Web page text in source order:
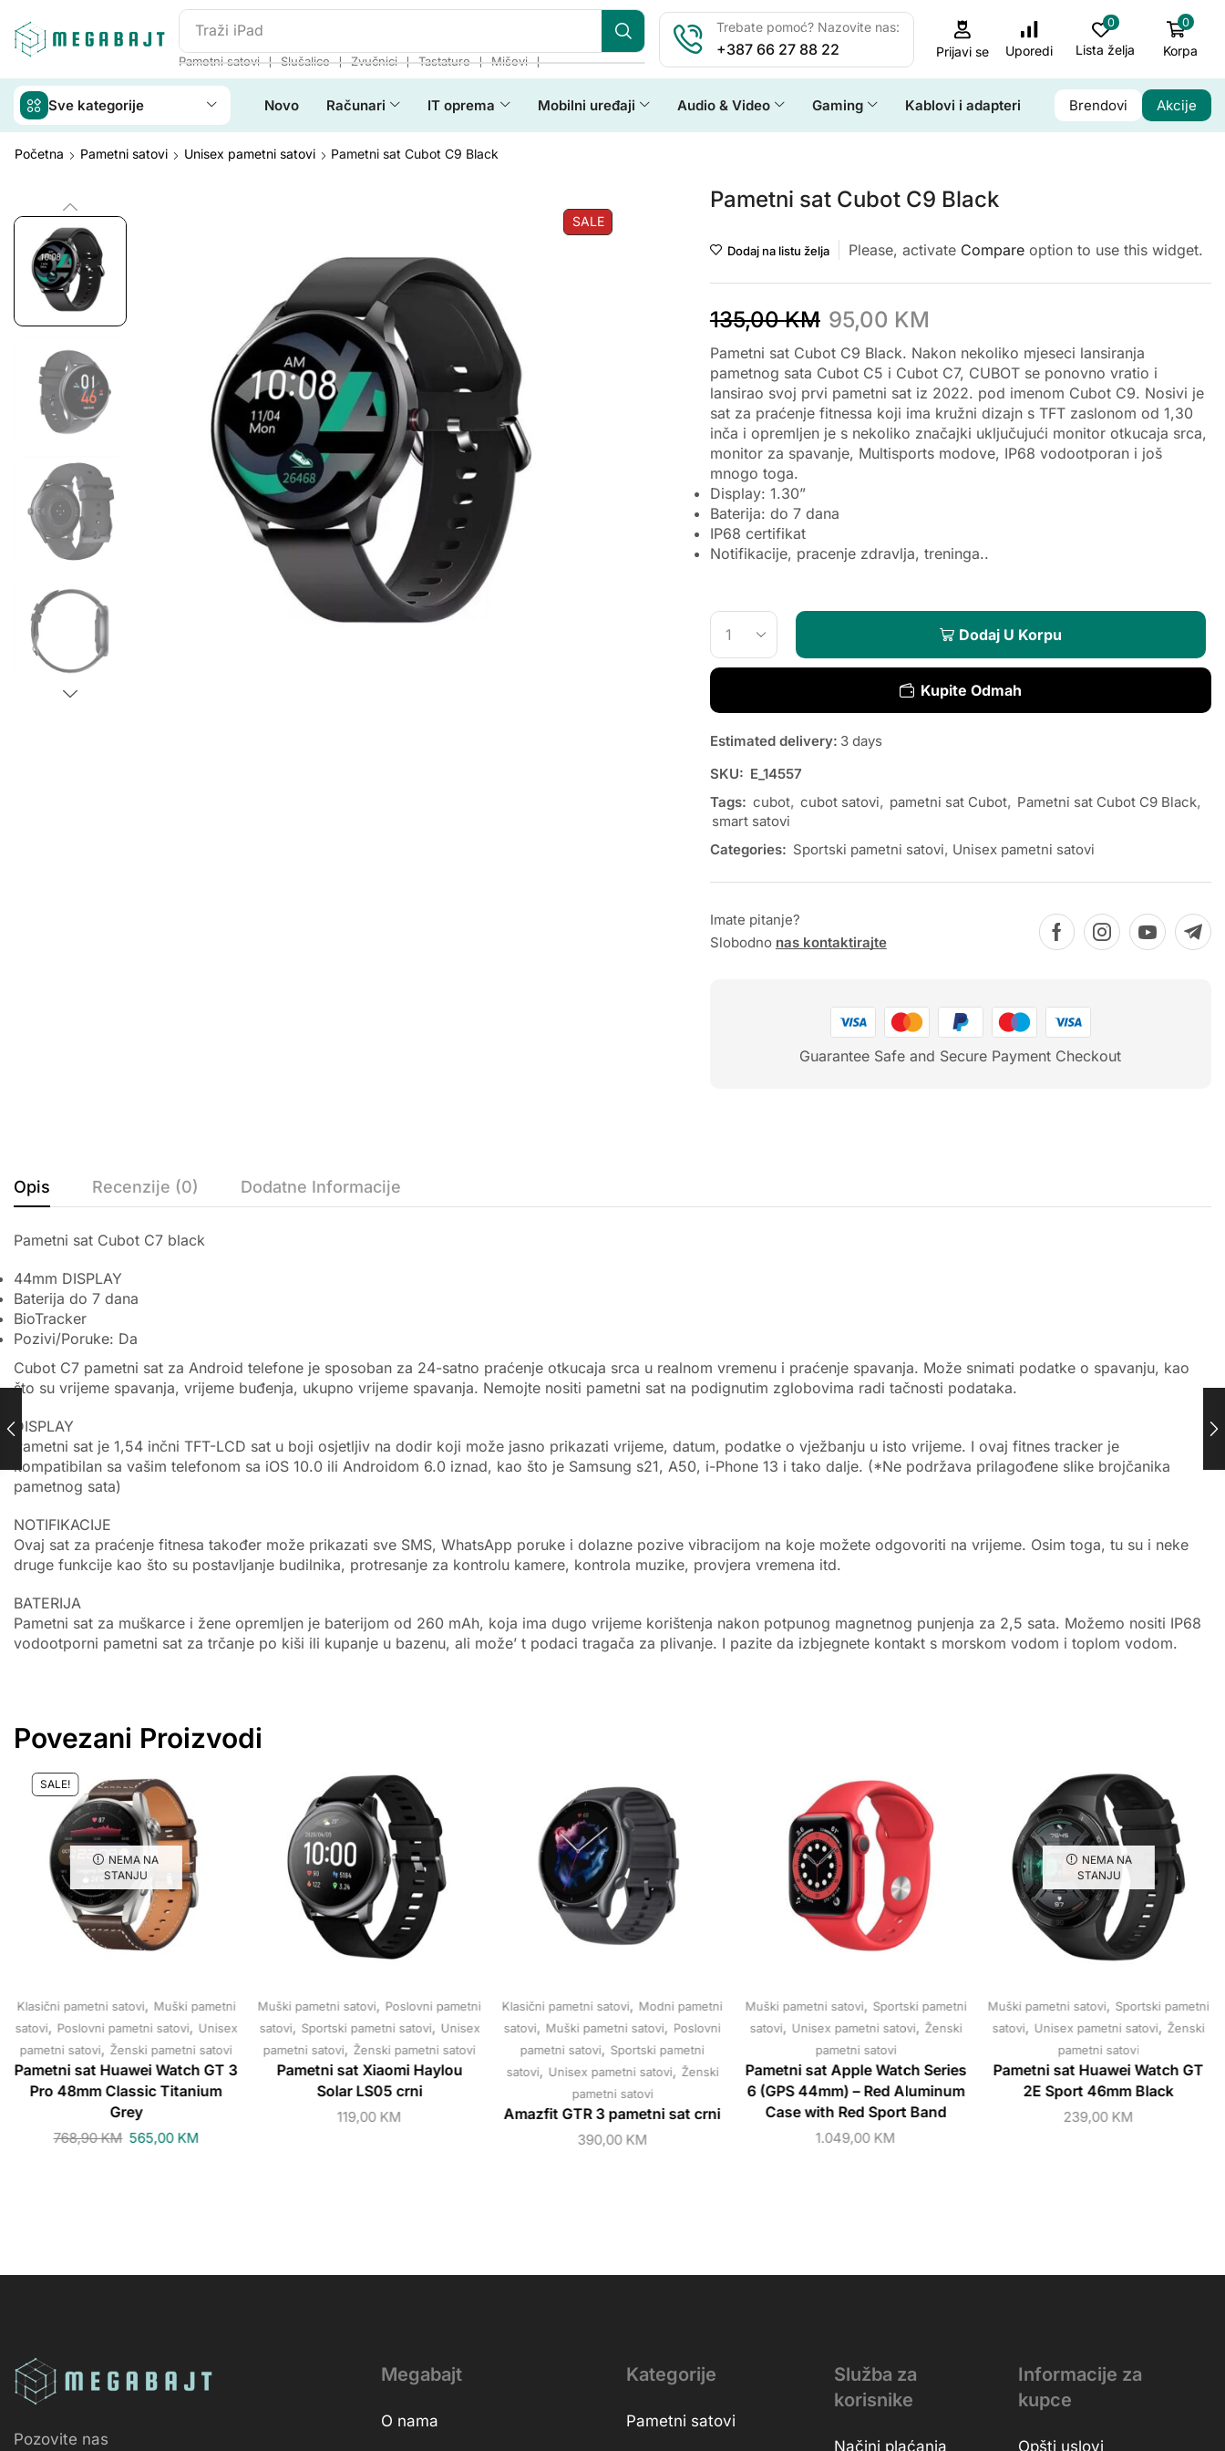
Traži iPhone 14
Pametni satovi ❘ Slušalice ❘ Zvučnici ❘ Tastature ❘ Miševi ❘
Trebate pomoć? Nazovite nas:
+387 66 27 88 22 Prijavi se Uporedi
0
Lista želja
0
Korpa
Sve kategorije Novo Računari IT oprema Mobilni uređaji Audio & Video Gaming Kablovi i adapteri Brendovi Akcije
Početna Pametni satovi Unisex pametni satovi Pametni sat Cubot C9 Black
SALE
Pametni sat Cubot C9 Black
Dodaj na listu želja Please, activate Compareoption to use this widget.
135,00KM 95,00 KM
Pametni sat Cubot C9 Black. Nakon nekoliko mjeseci lansiranja
pametnog sata Cubot C5 i Cubot C7, CUBOT se ponovno vratio i
lansirao svoj prvi pametni sat iz 2022. pod imenom Cubot C9. Nosivi je
sat za praćenje fitnessa koji ima kružni dizajn s TFT zaslonom od 1,30
inča i opremljen je s nekoliko značajki uključujući monitor otkucaja srca,
monitor za spavanje, Multisports modove, IP68 vodootporan i još
mnogo toga.
Display: 1.30”
Baterija: do 7 dana
IP68 certifikat
Notifikacije, pracenje zdravlja, treninga..
Dodaj U Korpu
Kupite Odmah
Estimated delivery: 3 days
SKU: E_14557
Tags: cubot, cubot satovi, pametni sat Cubot, Pametni sat Cubot C9 Black,
smart satovi
Categories: Sportski pametni satovi, Unisex pametni satovi
Imate pitanje?
Slobodno nas kontaktirajte
Guarantee Safe and Secure Payment Checkout
Opis Recenzije (0) Dodatne Informacije
Pametni sat Cubot C7 black
44mm DISPLAY
Baterija do 7 dana
BioTracker
Pozivi/Poruke: Da
Cubot C7 pametni sat za Android telefone je sposoban za 24-satno praćenje otkucaja srca u realnom vremenu i praćenje spavanja. Može snimati podatke o spavanju, kao
što su vrijeme spavanja, vrijeme buđenja, ukupno vrijeme spavanja. Nemojte nositi pametni sat na podignutim zglobovima radi tačnosti podataka.
DISPLAY
Pametni sat je 1,54 inčni TFT-LCD sat u boji osjetljiv na dodir koji može jasno prikazati vrijeme, datum, podatke o vježbanju u isto vrijeme. I ovaj fitnes tracker je
kompatibilan sa vašim telefonom sa iOS 10.0 ili Androidom 6.0 iznad, kao što je Samsung s21, A50, i-Phone 13 i tako dalje. (*Ne podržava prilagođene slike brojčanika
pametnog sata)
NOTIFIKACIJE
Ovaj sat za praćenje fitnesa također može prikazati sve SMS, WhatsApp poruke i dolazne pozive vibracijom na koje možete odgovoriti na vrijeme. Osim toga, tu su i neke
druge funkcije kao što su postavljanje budilnika, protresanje za kontrolu kamere, kontrola muzike, provjera vremena itd.
BATERIJA
Pametni sat za muškarce i žene opremljen je baterijom od 260 mAh, koja ima dugo vrijeme korištenja nakon potpunog magnetnog punjenja za 2,5 sata. Možemo nositi IP68
vodootporni pametni sat za trčanje po kiši ili kupanje u bazenu, ali može’ t podaci tragača za plivanje. I pazite da izbjegnete kontakt s morskom vodom i toplom vodom.
Povezani Proizvodi
SALE!
NEMA NA
STANJU
Klasični pametni satovi, Muški pametni
satovi, Poslovni pametni satovi, Unisex
pametni satovi, Ženski pametni satovi
Pametni sat Huawei Watch GT 3
Pro 48mm Classic Titanium
Grey
768,90KM 565,00 KM
Muški pametni satovi, Poslovni pametni
satovi, Sportski pametni satovi, Unisex
pametni satovi, Ženski pametni satovi
Pametni sat Xiaomi Haylou
Solar LS05 crni
119,00 KM
Klasični pametni satovi, Modni pametni
satovi, Muški pametni satovi, Poslovni
pametni satovi, Sportski pametni
satovi, Unisex pametni satovi, Ženski
pametni satovi
Amazfit GTR 3 pametni sat crni
390,00 KM
Muški pametni satovi, Sportski pametni
satovi, Unisex pametni satovi, Ženski
pametni satovi
Pametni sat Apple Watch Series
6 (GPS 44mm) – Red Aluminum
Case with Red Sport Band
1.049,00 KM
NEMA NA
STANJU
Muški pametni satovi,Sportski pametni
satovi,Unisex pametni satovi,Ženski
pametni satovi
Pametni sat Huawei Watch GT
2E Sport 46mm Black
239,00KM
Pozovite nas
Megabajt
O nama
Kategorije
Pametni satovi
Služba za
korisnike
Načini plaćanja
Informacije za
kupce
Opšti uslovi